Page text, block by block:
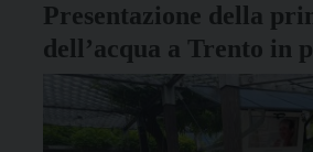
Presentazione della
dell’acqua a Trento in